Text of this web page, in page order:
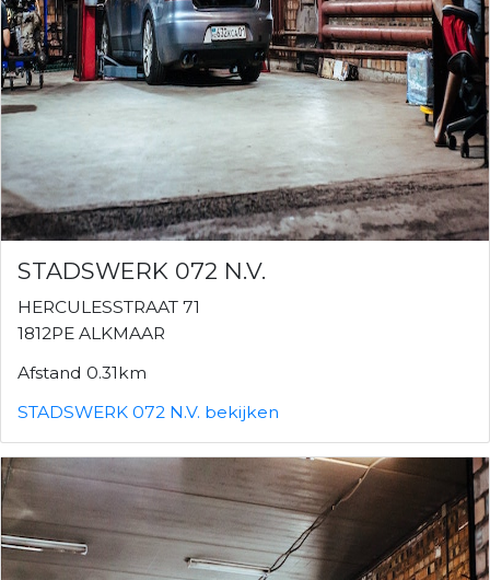
STADSWERK 072 N.V.
HERCULESSTRAAT 71
1812PE ALKMAAR
Afstand 0.31km
STADSWERK 072 N.V. bekijken